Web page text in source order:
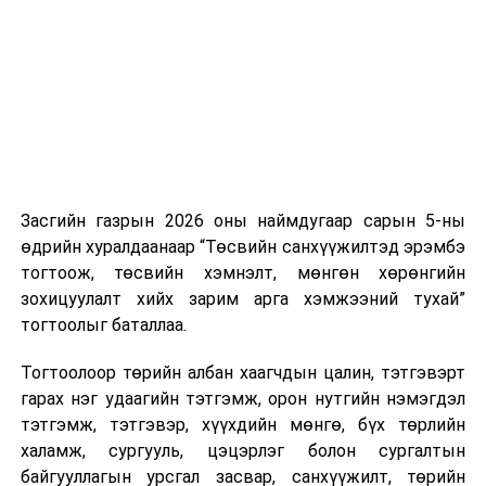
Шинэ хууль Францын зах зээлд үйлчилдэг гадаадын
дуудлагын төвүүдэд нөлөөлөхөөр байна. Тухайлбал,
Мароккогийн дуудлагын төвүүдийн орлогын 80 гаруй
хувь Францын зах зээлээс бүрддэг бөгөөд тус улсын
40–50 мянган ажлын байр эрсдэлд орж болзошгүйг
Засгийн газрын 2026 оны наймдугаар сарын 5-ны
өдрийн хуралдаанаар “Төсвийн санхүүжилтэд эрэмбэ
тогтоож, төсвийн хэмнэлт, мөнгөн хөрөнгийн
зохицуулалт хийх зарим арга хэмжээний тухай”
тогтоолыг баталлаа.
Тогтоолоор төрийн албан хаагчдын цалин, тэтгэвэрт
гарах нэг удаагийн тэтгэмж, орон нутгийн нэмэгдэл
тэтгэмж, тэтгэвэр, хүүхдийн мөнгө, бүх төрлийн
халамж, сургууль, цэцэрлэг болон сургалтын
байгууллагын урсгал засвар, санхүүжилт, төрийн